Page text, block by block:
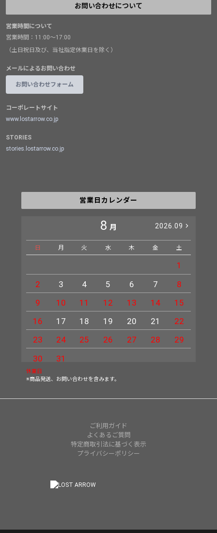
お問い合わせについて
営業時間について
営業時間：11:00～17:00
（土日祝日及び、当社指定休業日を除く）
メールによるお問い合わせ
お問い合わせフォーム
コーポレートサイト
www.lostarrow.co.jp
STORIES
stories.lostarrow.co.jp
営業日カレンダー
8 月 2026.09
日 月 火 水 木 金 土
1
2
3 4 5 6 7
8
9
10 11 12 13 14
15
16
17 18 19 20 21
22
23
24 25 26 27 28
29
30
31
休業日
※商品発送、お問い合わせを含みます。
ご利用ガイド
よくあるご質問
特定商取引法に基づく表示
プライバシーポリシー